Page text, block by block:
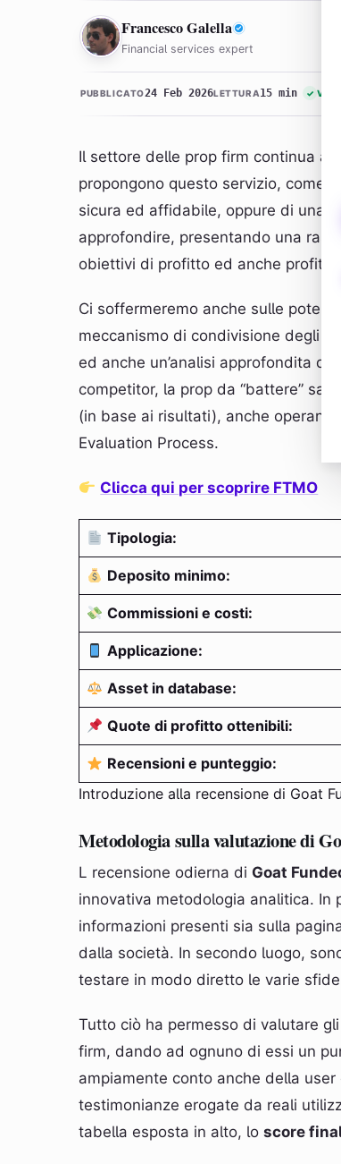
FG Francesco Galella
Financial services expert
PUBBLICATO24 Feb 2026LETTURA15 min ✓
Il settore delle prop firm continua a
propongono questo servizio, come
sicura ed affidabile, oppure di una
approfondire, presentando una
obiettivi di profitto ed anche profit
Ci soffermeremo anche sulle
meccanismo di condivisione degli
ed anche un’analisi approfondita
competitor, la prop da “battere”
(in base ai risultati), anche
Evaluation Process.
Clicca qui per scoprire FTMO
Tipologia:
Deposito minimo:
Commissioni e costi:
Applicazione:
Asset in database:
Quote di profitto ottenibili:
Recensioni e punteggio:
Introduzione alla recensione di Goat
Metodologia sulla valutazione di
L recensione odierna di Goat
innovativa metodologia analitica.
informazioni presenti sia sulla
dalla società. In secondo luogo,
testare in modo diretto le varie
Tutto ciò ha permesso di valutare
firm, dando ad ognuno di essi un
ampiamente conto anche della
testimonianze erogate da reali
tabella esposta in alto, lo score